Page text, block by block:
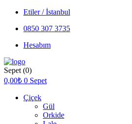
Etiler / İstanbul
0850 307 3735
Hesabım
Sepet (0)
0,00₺ 0 Sepet
Çiçek
Gül
Orkide